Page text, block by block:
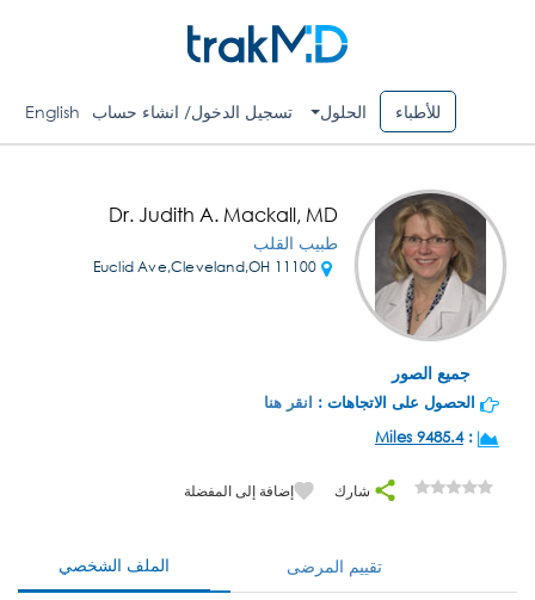
للأطباء الحلول تسجيل الدخول/ انشاء حساب English
جميع الصور
Dr. Judith A. Mackall, MD
طبيب القلب
الحصول على الاتجاهات : انقر هنا
:
9485.4 Miles
شارك إضافة إلى المفضلة
الملف الشخصي تقييم المرضى